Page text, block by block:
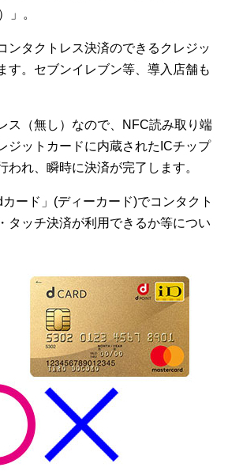
」。
ンタクトレス決済のできるクレジッ
す。セブンイレブン等、導入店舗も
ス（無し）なので、NFC読み取り端
ジットカードに内蔵されたICチップ
われ、瞬時に決済が完了します。
ード」(ディーカード)でコンタクト
タッチ決済が利用できるか等につい